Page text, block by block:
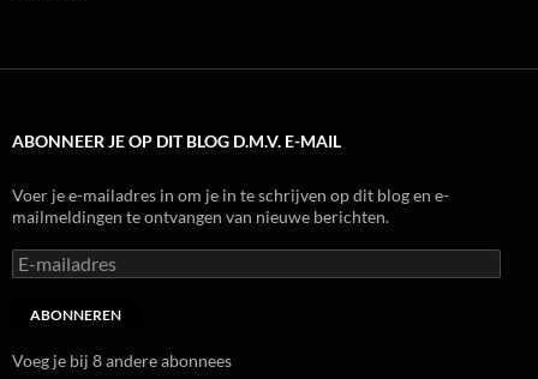
ABONNEER JE OP DIT BLOG D.M.V. E-MAIL
Voer je e-mailadres in om je in te schrijven op dit blog en e-
mailmeldingen te ontvangen van nieuwe berichten.
E-
mailadres
ABONNEREN
Voeg je bij 8 andere abonnees